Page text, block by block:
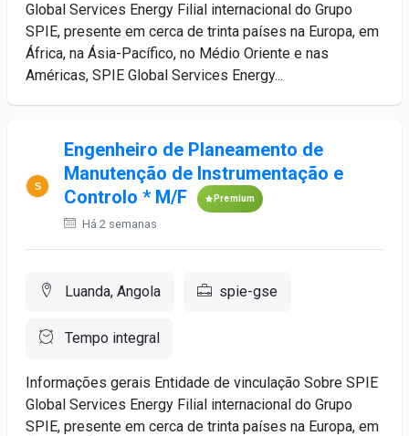
Global Services Energy Filial internacional do Grupo
SPIE, presente em cerca de trinta países na Europa, em
África, na Ásia-Pacífico, no Médio Oriente e nas
Américas, SPIE Global Services Energy...
Engenheiro de Planeamento de
Manutenção de Instrumentação e
Controlo * M/F
Premium
Há 2 semanas
Luanda, Angola spie-gse
Tempo integral
Informações gerais Entidade de vinculação Sobre SPIE
Global Services Energy Filial internacional do Grupo
SPIE, presente em cerca de trinta países na Europa, em